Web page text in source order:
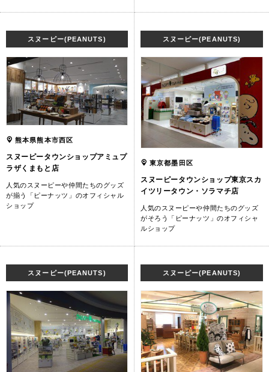
スヌーピー(PEANUTS)
熊本県熊本市西区
スヌーピータウンショップアミュプ
ラザくまもと店
人気のスヌーピーや仲間たちのグッズ
が揃う「ピーナッツ」のオフィシャル
ショップ
スヌーピー(PEANUTS)
東京都墨田区
スヌーピータウンショップ東京スカ
イツリータウン・ソラマチ店
人気のスヌーピーや仲間たちのグッズ
がそろう「ピーナッツ」のオフィシャ
ルショップ
スヌーピー(PEANUTS) スヌーピー(PEANUTS)